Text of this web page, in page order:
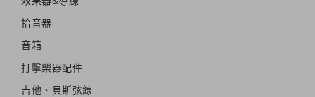
拾音器
音箱
打擊樂器配件
吉他、貝斯弦線